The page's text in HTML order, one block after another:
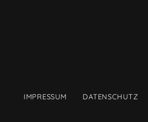
IMPRESSUM DATENSCHUTZ